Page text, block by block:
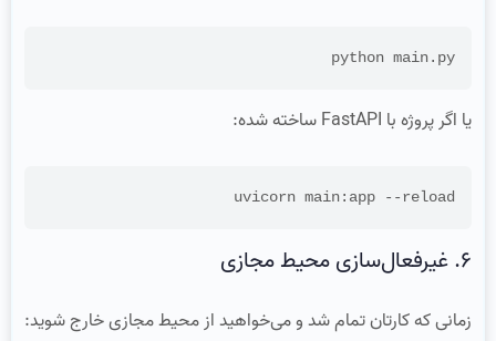
python main.py
یا اگر پروژه با FastAPI ساخته شده:
uvicorn main:app --reload
۶. غیرفعال‌سازی محیط مجازی
زمانی که کارتان تمام شد و می‌خواهید از محیط مجازی خارج شوید: